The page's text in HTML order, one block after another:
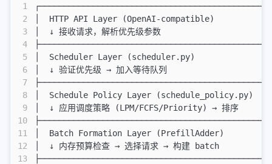
1
2
3
4
5
6
7
8
9
10
11
12
13
│  HTTP API Layer (OpenAI-compatible)
│  ↓ 接收请求，解析优先级参数
│  Scheduler Layer (scheduler.py)
│  ↓ 验证优先级 → 加入等待队列
│  Schedule Policy Layer
│  ↓ 应用调度策略 (LPM/FCFS/Priority) → 排序
│  Batch Formation Layer (PrefillAdder)
│  ↓ 内存预算检查 → 选择请求 → 构建 batch
准确测试cuda代码执行性能
hisparse
sglang处理function_call
cs336
cs336-01-bpe编码